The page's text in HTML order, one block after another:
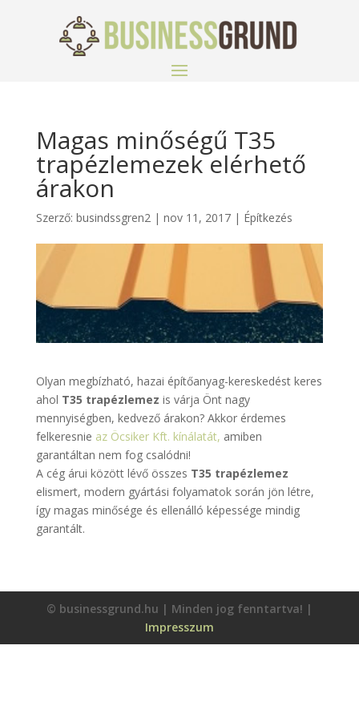
Magas minőségű T35
trapézlemezek elérhető
árakon
Szerző: busindssgren2| nov 11, 2017| Építkezés
Olyan megbízható, hazai építőanyag-kereskedést keres
ahol T35 trapézlemez is várja Önt nagy
mennyiségben, kedvező árakon? Akkor érdemes
felkeresnie az Öcsiker Kft. kínálatát, amiben
garantáltan nem fog csalódni!
A cég árui között lévő összes T35 trapézlemez
elismert, modern gyártási folyamatok során jön létre,
így magas minősége és ellenálló képessége mindig
garantált.
© businessgrund.hu | Minden jog fenntartva! |
Impresszum